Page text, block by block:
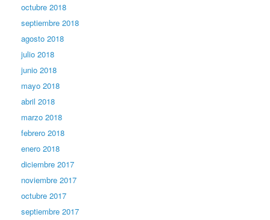
octubre 2018
septiembre 2018
agosto 2018
julio 2018
junio 2018
mayo 2018
abril 2018
marzo 2018
febrero 2018
enero 2018
diciembre 2017
noviembre 2017
octubre 2017
septiembre 2017